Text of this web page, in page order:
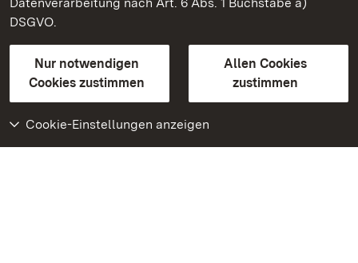
DSGVO.
Nur notwendigen
Cookies zustimmen
Allen Cookies
zustimmen
Cookie-Einstellungen anzeigen
Kontakt
GebärdenspracheLeichte Sprache
Erklärung zur Barrierefreiheit
BITV-konform (geprüfte Seiten)
Weiteres